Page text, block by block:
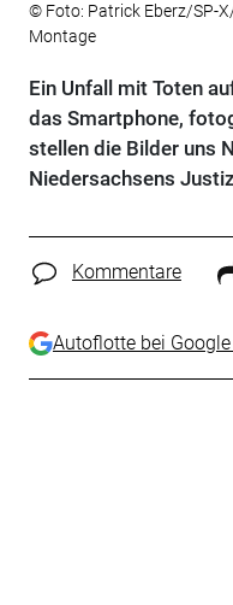
© Foto: Patrick Eberz/SP-
Montage
Ein Unfall mit Toten
das Smartphone,
stellen die Bilder uns
Niedersachsens
Kommentare
Autoflotte bei